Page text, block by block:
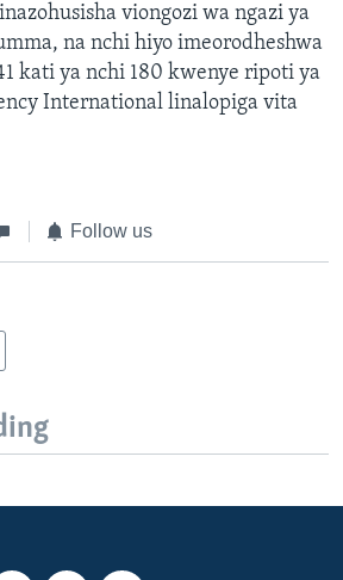
viongozi wa ngazi ya
na nchi hiyo imeorodheshwa
kati ya nchi 180 kwenye ripoti ya
International linalopiga vita
Follow us